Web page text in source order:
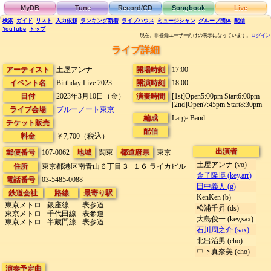
MyDB Tune Record/CD Songbook Live
検索 ガイド リスト 入力依頼 ランキング新着 ライブハウス ミュージシャン グループ団体 配信
YouTube
トップ
現在、非登録ユーザー向けの表示になっています。 ログイン
ライブ詳細
アーティスト
土屋アンナ
イベント名
Birthday Live 2023
日付
2023年3月10日（金）
ライブ会場
ブルーノート東京
チケット販売
料金
￥7,700（税込）
開場時刻
17:00
開演時刻
18:00
演奏時間
[1st]Open5:00pm Start6:00pm
[2nd]Open7:45pm Start8:30pm
編成
Large Band
配信
郵便番号 107-0062 地域 関東 都道府県
東京
住所
東京都港区南青山６丁目３−１６ ライカビル
電話番号
03-5485-0088
鉄道会社
東京メトロ
東京メトロ
東京メトロ
路線
銀座線
千代田線
半蔵門線
最寄り駅
表参道
表参道
表参道
出演者
土屋アンナ (vo)
金子隆博 (key,arr)
田中義人 (g)
KenKen (b)
松浦千昇 (ds)
大島俊一 (key,sax)
石川周之介 (sax)
北出治男 (cho)
中下真奈美 (cho)
演奏予定曲